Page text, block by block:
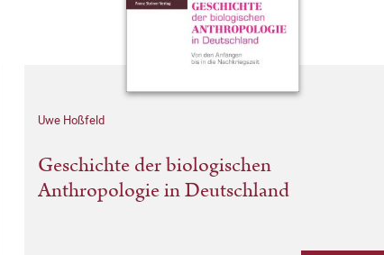
Uwe Hoßfeld
Geschichte der biologischen
Anthropologie in Deutschland